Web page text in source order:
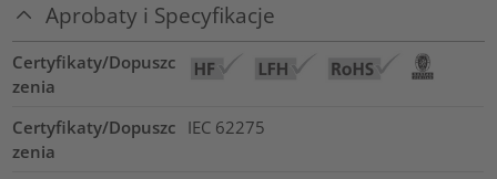
Aprobaty i Specyfikacje
Certyfikaty/Dopuszc
zenia
Certyfikaty/Dopuszc
zenia
IEC 62275